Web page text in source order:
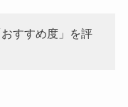
すすめ度」を評